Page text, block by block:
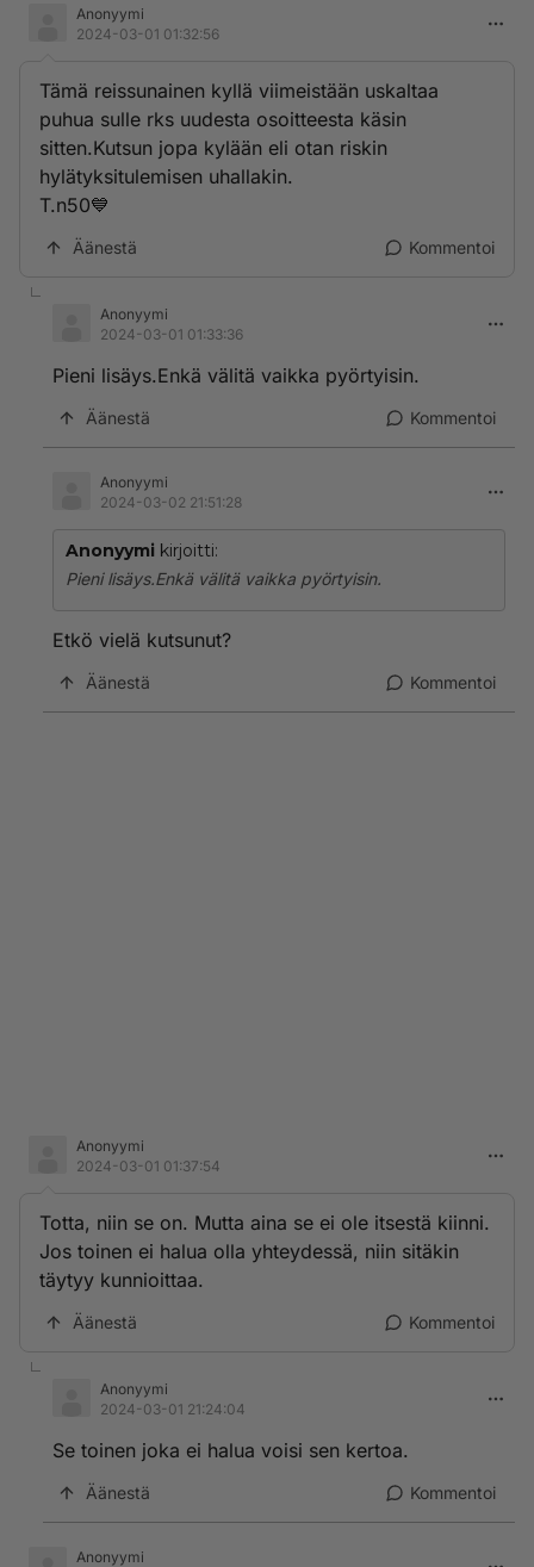
Anonyymi
2024-03-01 01:32:56
Tämä reissunainen kyllä viimeistään uskaltaa
puhua sulle rks uudesta osoitteesta käsin
sitten.Kutsun jopa kylään eli otan riskin
hylätyksitulemisen uhallakin.
T.n50💙
Äänestä Kommentoi
Anonyymi
2024-03-01 01:33:36
Pieni lisäys.Enkä välitä vaikka pyörtyisin.
Äänestä Kommentoi
Anonyymi
2024-03-02 21:51:28
Anonyymi kirjoitti:
Pieni lisäys.Enkä välitä vaikka pyörtyisin.
Etkö vielä kutsunut?
Äänestä Kommentoi
Anonyymi
2024-03-01 01:37:54
Totta, niin se on. Mutta aina se ei ole itsestä kiinni.
Jos toinen ei halua olla yhteydessä, niin sitäkin
täytyy kunnioittaa.
Äänestä Kommentoi
Anonyymi
2024-03-01 21:24:04
Se toinen joka ei halua voisi sen kertoa.
Äänestä Kommentoi
Anonyymi